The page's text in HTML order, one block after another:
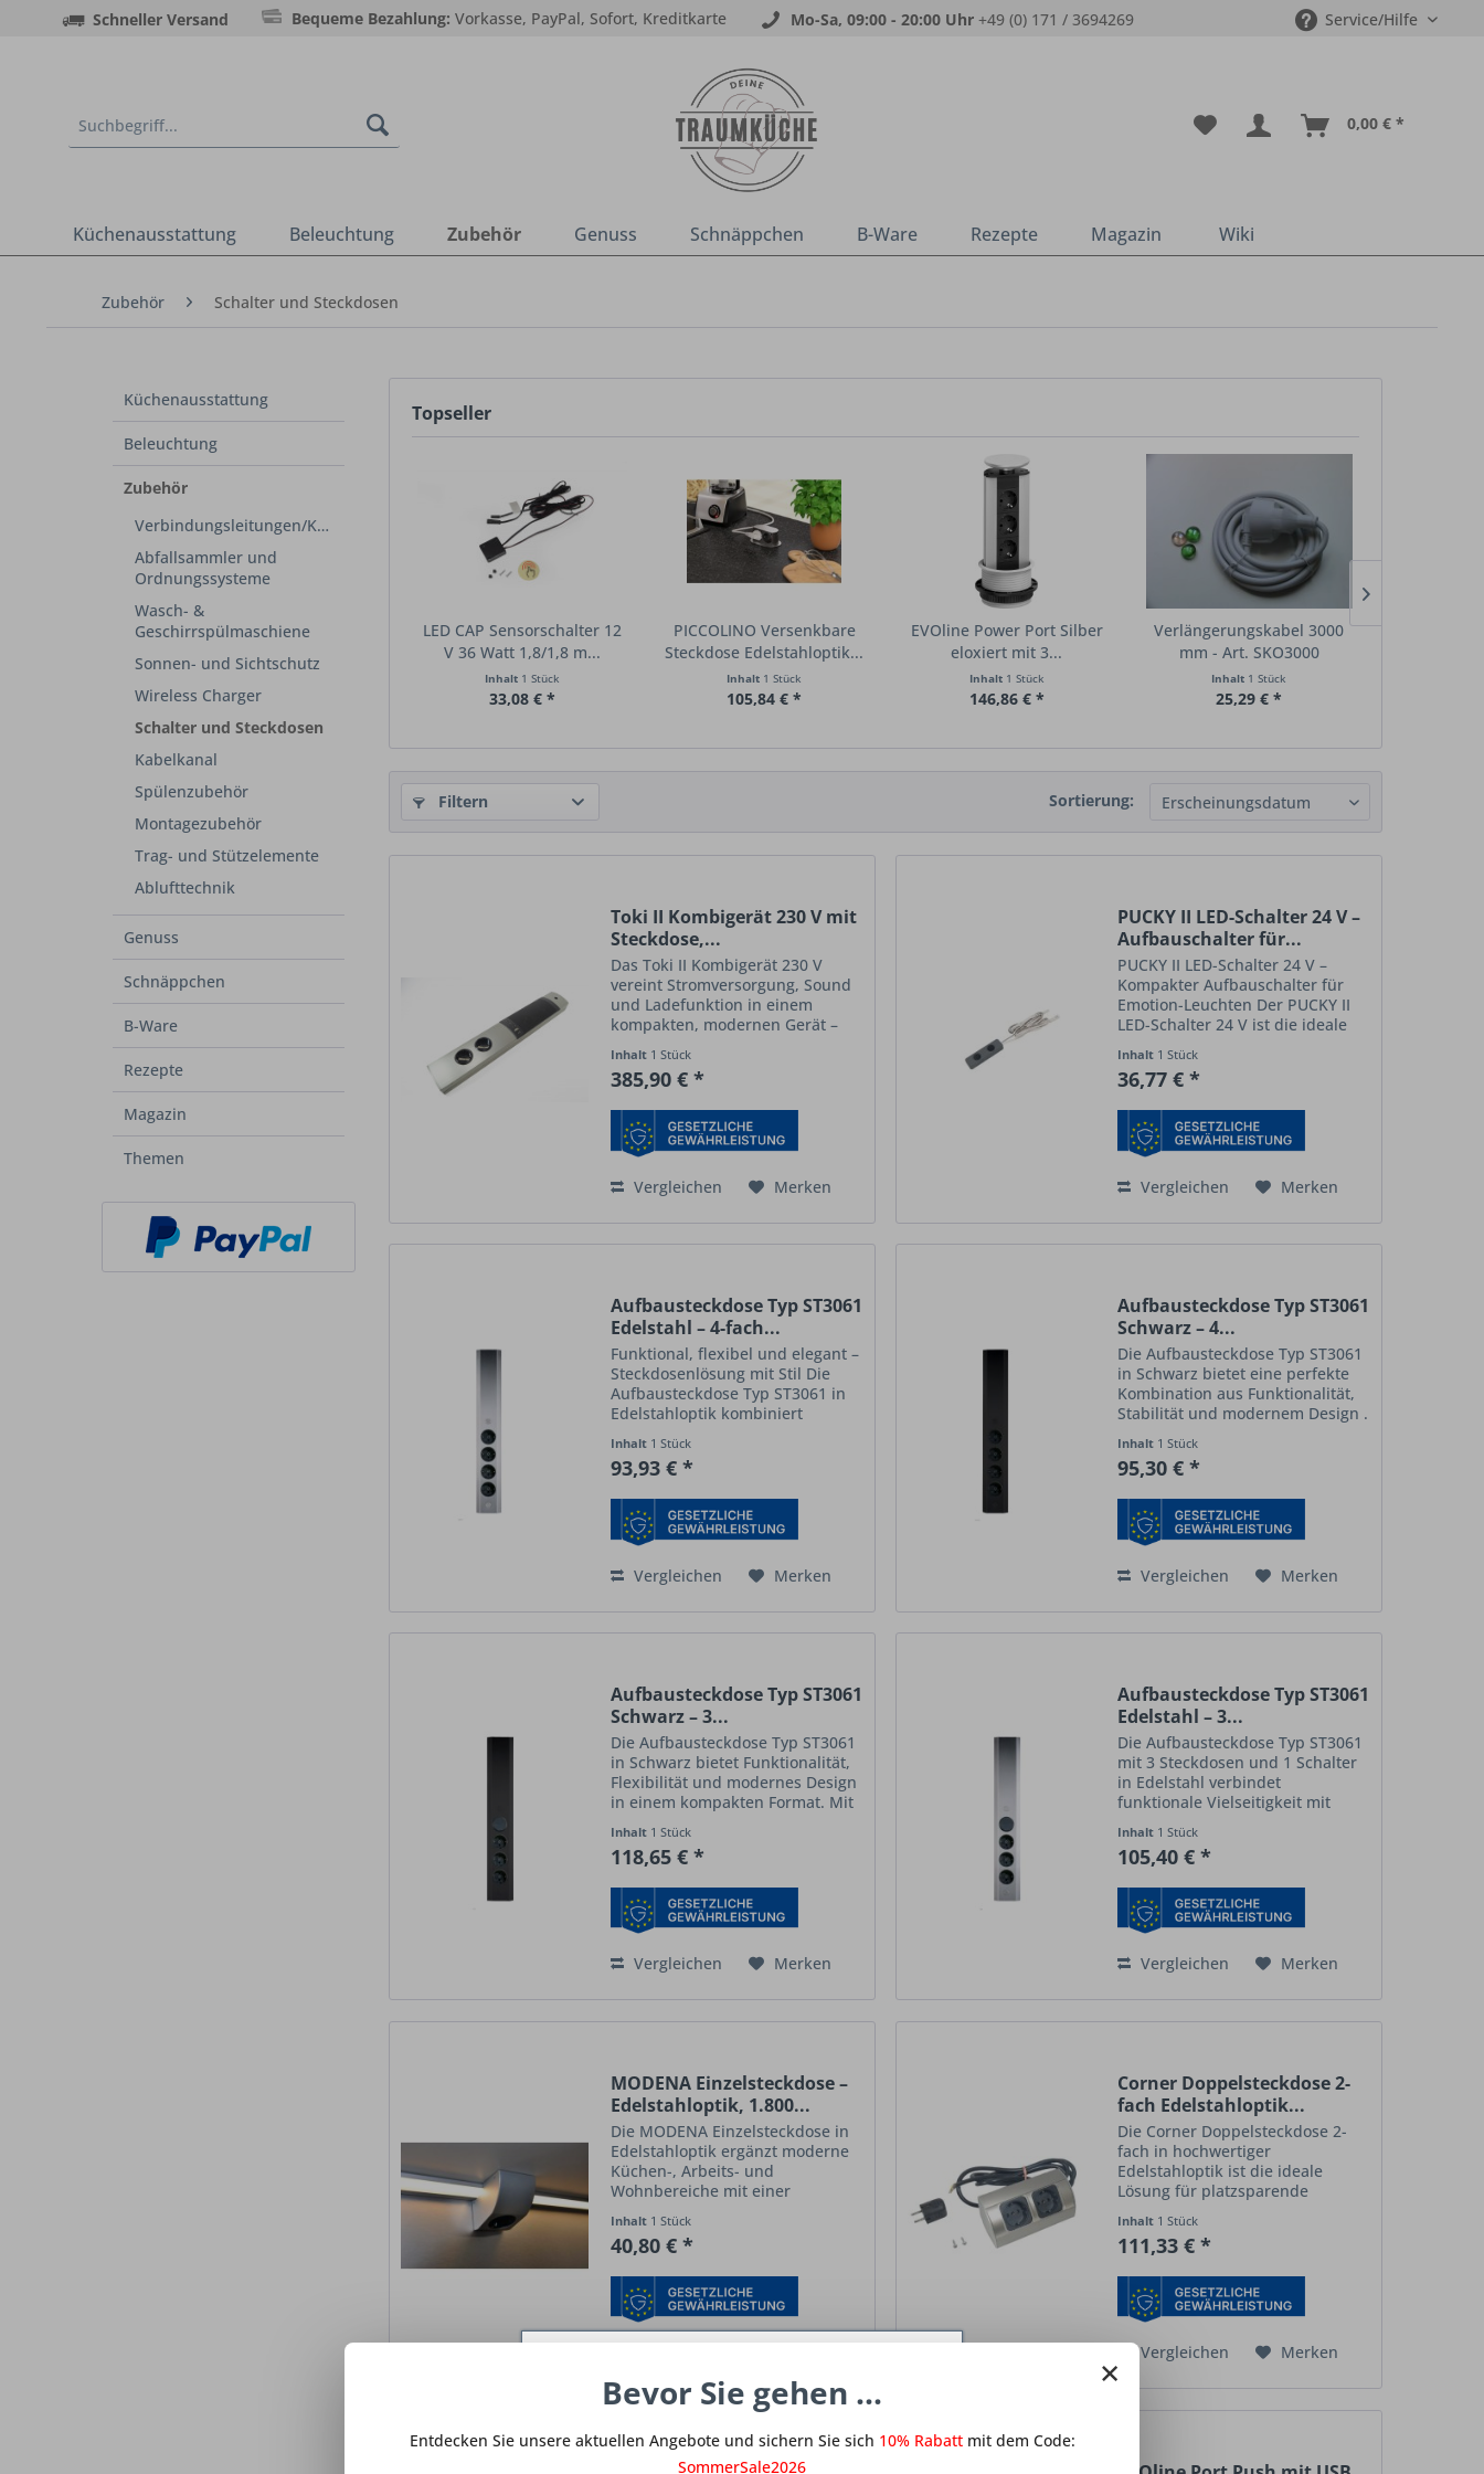
Schneller Versand Bequeme Bezahlung: Vorkasse, PayPal, Sofort, Kreditkarte Mo-Sa, 09:00 - 20:00 Uhr +49 (0) 171 / 3694269 Service/Hilfe
0,00 € *
Küchenausstattung Beleuchtung Zubehör Genuss Schnäppchen B-Ware Rezepte Magazin Wiki
Zubehör Schalter und Steckdosen
Küchenausstattung
Beleuchtung
Zubehör
Verbindungsleitungen/Kabel
Abfallsammler und
Ordnungssysteme
Wasch- &
Geschirrspülmaschiene
Sonnen- und Sichtschutz
Wireless Charger
Schalter und Steckdosen
Kabelkanal
Spülenzubehör
Montagezubehör
Trag- und Stützelemente
Ablufttechnik
Genuss
Schnäppchen
B-Ware
Rezepte
Magazin
Themen
Topseller
LED CAP Sensorschalter 12
V 36 Watt 1,8/1,8 m...
Inhalt 1 Stück
33,08 € *
PICCOLINO Versenkbare
Steckdose Edelstahloptik...
Inhalt 1 Stück
105,84 € *
EVOline Power Port Silber
eloxiert mit 3...
Inhalt 1 Stück
146,86 € *
Verlängerungskabel 3000
mm - Art. SKO3000
Inhalt 1 Stück
25,29 € *
Filtern Sortierung:
Toki II Kombigerät 230 V mit
Steckdose,...
Das Toki II Kombigerät 230 V
vereint Stromversorgung, Sound
und Ladefunktion in einem
kompakten, modernen Gerät –
Arbeitsbereiche und Nischen. Die
Doppel-Schuko-Steckdose
Anschluss zweier...
Inhalt 1 Stück
385,90 € *
Vergleichen Merken
PUCKY II LED-Schalter 24 V –
Aufbauschalter für...
PUCKY II LED-Schalter 24 V –
Kompakter Aufbauschalter für
Emotion-Leuchten Der PUCKY II
LED-Schalter 24 V ist die ideale
Leuchten – ganz ohne
Fernbedienung oder App. Mit
75 × 22...
Inhalt 1 Stück
36,77 € *
Vergleichen Merken
Aufbausteckdose Typ ST3061
Edelstahl – 4-fach...
Funktional, flexibel und elegant –
Steckdosenlösung mit Stil Die
Aufbausteckdose Typ ST3061 in
Edelstahloptik kombiniert
einem zeitlosen, modernen
Design . Mit vier Schuko-
W)...
Inhalt 1 Stück
93,93 € *
Vergleichen Merken
Aufbausteckdose Typ ST3061
Schwarz – 4...
Die Aufbausteckdose Typ ST3061
in Schwarz bietet eine perfekte
Kombination aus Funktionalität,
Stabilität und modernem Design .
Steckdosen (230 V / 16 A / 3500
W) liefert sie zuverlässig Energie
Inhalt 1 Stück
95,30 € *
Vergleichen Merken
Aufbausteckdose Typ ST3061
Schwarz – 3...
Die Aufbausteckdose Typ ST3061
in Schwarz bietet Funktionalität,
Flexibilität und modernes Design
in einem kompakten Format. Mit
16 A) und einem separaten
Schalter für eine Eurokupplung
Inhalt 1 Stück
118,65 € *
Vergleichen Merken
Aufbausteckdose Typ ST3061
Edelstahl – 3...
Die Aufbausteckdose Typ ST3061
mit 3 Steckdosen und 1 Schalter
in Edelstahl verbindet
funktionale Vielseitigkeit mit
technischer Präzision . Sie ist
ideal für Küchen, Werkstätten
mehrere...
Inhalt 1 Stück
105,40 € *
Vergleichen Merken
MODENA Einzelsteckdose –
Edelstahloptik, 1.800...
Die MODENA Einzelsteckdose in
Edelstahloptik ergänzt moderne
Küchen-, Arbeits- und
Wohnbereiche mit einer
Stromlösung. Das Design ist
passgenau auf die MODENA Serie
abgestimmt und fügt...
Inhalt 1 Stück
40,80 € *
Corner Doppelsteckdose 2-
fach Edelstahloptik...
Die Corner Doppelsteckdose 2-
fach in hochwertiger
Edelstahloptik ist die ideale
Lösung für platzsparende
Büros, Werkstätten und
Arbeitsbereichen. Durch die
Steckdosenleiste optimal...
Inhalt 1 Stück
111,33 € *
Vergleichen Merken
×
Bevor Sie gehen ...
Entdecken Sie unsere aktuellen Angebote und sichern Sie sich 10% Rabattmit dem Code:
SommerSale2026
Diese Website benutzt Cookies, die für den
technischen Betrieb der Website erforderlich
sind und stets gesetzt werden. Andere Cookies,
die den Komfort bei Benutzung dieser Website
erhöhen, der Direktwerbung dienen oder die